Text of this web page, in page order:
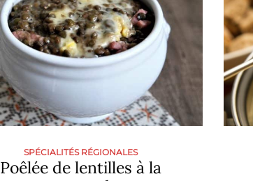
SPÉCIALITÉS RÉGIONALES
Poêlée de lentilles à la